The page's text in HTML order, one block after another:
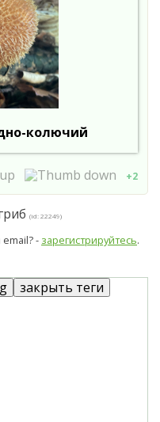
колючий
+2
(id: 22249)
- зарегистрируйтесь.